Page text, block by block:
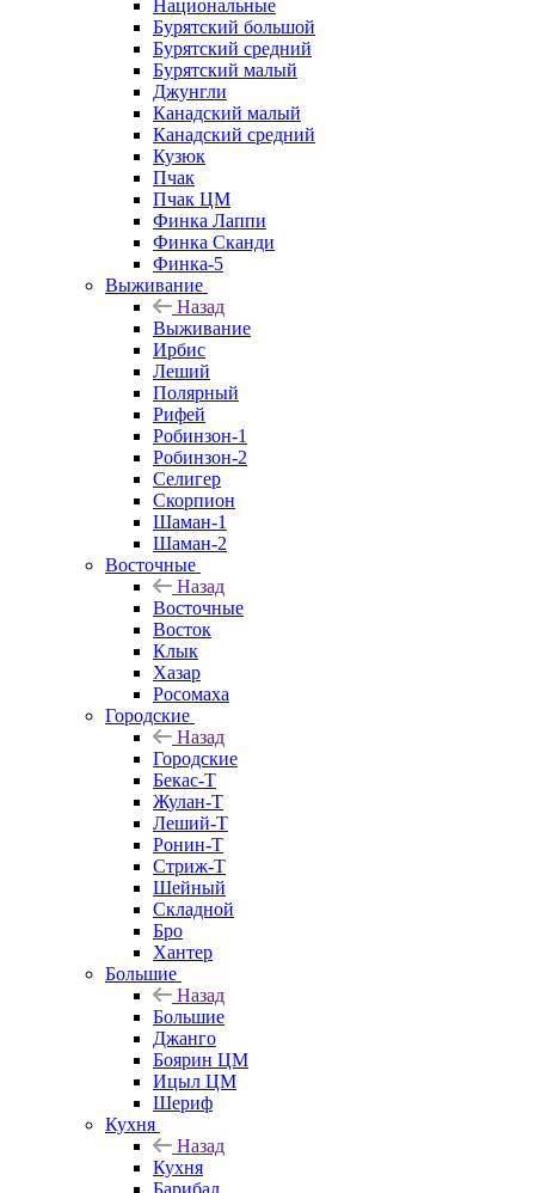
Национальные
Бурятский большой
Бурятский средний
Бурятский малый
Джунгли
Канадский малый
Канадский средний
Кузюк
Пчак
Пчак ЦМ
Финка Лаппи
Финка Сканди
Финка-5
Выживание
Назад
Выживание
Ирбис
Леший
Полярный
Рифей
Робинзон-1
Робинзон-2
Селигер
Скорпион
Шаман-1
Шаман-2
Восточные
Назад
Восточные
Восток
Клык
Хазар
Росомаха
Городские
Назад
Городские
Бекас-Т
Жулан-Т
Леший-Т
Ронин-Т
Стриж-Т
Шейный
Складной
Бро
Хантер
Большие
Назад
Большие
Джанго
Боярин ЦМ
Ицыл ЦМ
Шериф
Кухня
Назад
Кухня
Барибал